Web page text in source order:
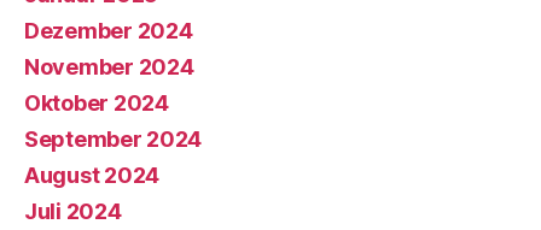
Dezember 2024
November 2024
Oktober 2024
September 2024
August 2024
Juli 2024